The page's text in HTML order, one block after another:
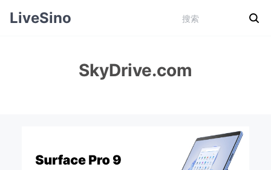
LiveSino
SkyDrive.com